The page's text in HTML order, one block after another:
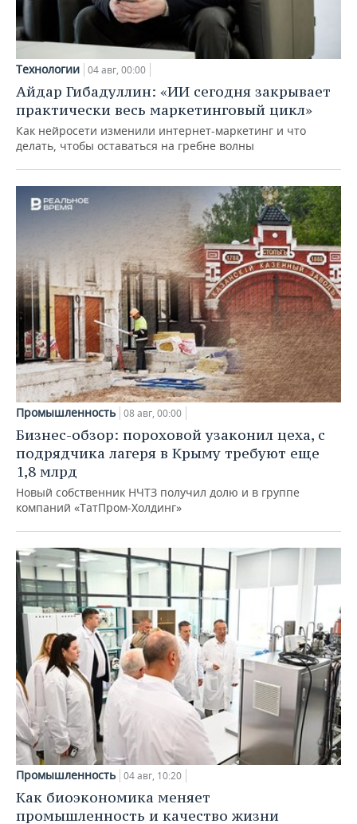
Технологии 04 авг, 00:00
Айдар Гибадуллин: «ИИ сегодня закрывает
практически весь маркетинговый цикл»
Как нейросети изменили интернет-маркетинг и что
делать, чтобы оставаться на гребне волны
Промышленность 08 авг, 00:00
Бизнес-обзор: пороховой узаконил цеха, с
подрядчика лагеря в Крыму требуют еще
1,8 млрд
Новый собственник НЧТЗ получил долю и в группе
компаний «ТатПром-Холдинг»
Промышленность 04 авг, 10:20
Как биоэкономика меняет
промышленность и качество жизни